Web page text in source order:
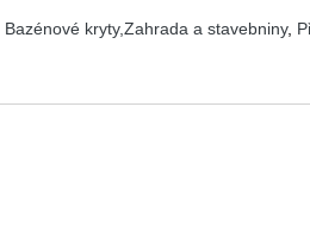
Bazénové kryty,Zahrada a stavebniny,